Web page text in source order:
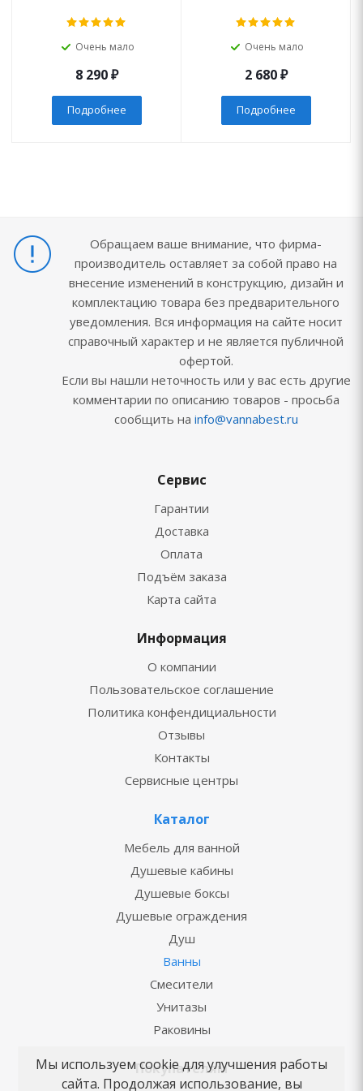
Очень мало
8 290₽
Подробнее
Очень мало
2 680₽
Подробнее
Обращаем ваше внимание, что фирма-
производитель оставляет за собой право на
внесение изменений в конструкцию, дизайн и
комплектацию товара без предварительного
уведомления. Вся информация на сайте носит
справочный характер и не является публичной
офертой.
Если вы нашли неточность или у вас есть другие
комментарии по описанию товаров - просьба
сообщить на info@vannabest.ru
Сервис
Гарантии
Доставка
Оплата
Подъём заказа
Карта сайта
Информация
О компании
Пользовательское соглашение
Политика конфендициальности
Отзывы
Контакты
Сервисные центры
Каталог
Мебель для ванной
Душевые кабины
Душевые боксы
Душевые ограждения
Душ
Ванны
Смесители
Унитазы
Раковины
Покупателям
Мы используем cookie для улучшения работы
сайта. Продолжая использование, вы